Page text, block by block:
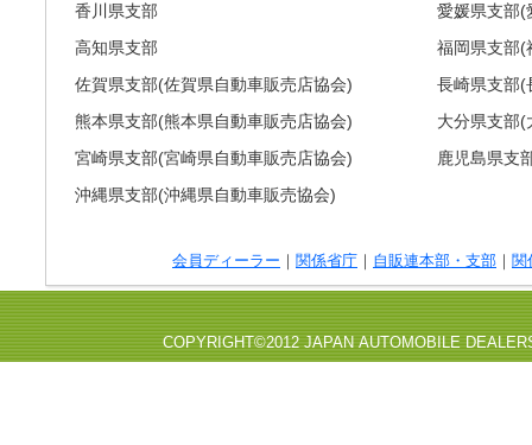
香川県支部
愛媛県支部(
高知県支部
福岡県支部(
佐賀県支部(佐賀県自動車販売店協会)
長崎県支部(
熊本県支部(熊本県自動車販売店協会)
大分県支部(
宮崎県支部(宮崎県自動車販売店協会)
鹿児島県支
沖縄県支部(沖縄県自動車販売協会)
会員ディーラー ｜ 関係省庁 ｜ 自販連本部・支部 ｜ 関
COPYRIGHT©2012 JAPAN AUTOMOBILE